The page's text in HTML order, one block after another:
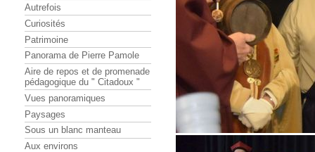
Autrefois
Curiosités
Patrimoine
Panorama de Pierre Pamole
Aire de repos et de promenade
pédagogique du " Citadoux "
Vues panoramiques
Paysages
Sous un blanc manteau
Aux environs